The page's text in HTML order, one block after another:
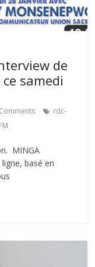
de
samedi
rdc-
MINGA
basé en